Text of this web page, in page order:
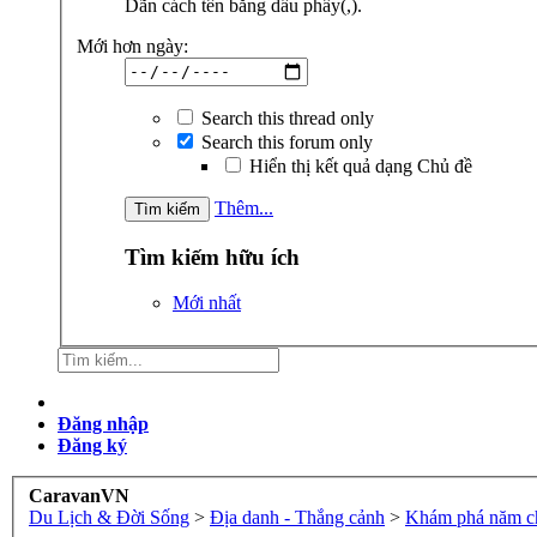
Dãn cách tên bằng dấu phẩy(,).
Mới hơn ngày:
Search this thread only
Search this forum only
Hiển thị kết quả dạng Chủ đề
Thêm...
Tìm kiếm hữu ích
Mới nhất
Đăng nhập
Đăng ký
CaravanVN
Du Lịch & Đời Sống > Địa danh - Thắng cảnh > Khám phá năm